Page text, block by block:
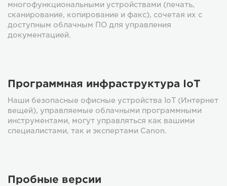
многофункциональными устройствами (печать,
сканирование, копирование и факс), сочетая их с
доступным облачным ПО для управления
документацией.
Программная инфраструктура IoT
Наши безопасные офисные устройства IoT (Интернет
вещей), управляемые облачными программными
инструментами, могут управляться как вашими
специалистами, так и экспертами Canon.
Пробные версии